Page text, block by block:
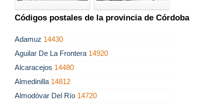
Códigos postales de la provincia de Córdoba
Adamuz 14430
Aguilar De La Frontera 14920
Alcaracejos 14480
Almedinilla 14812
Almodóvar Del Río 14720